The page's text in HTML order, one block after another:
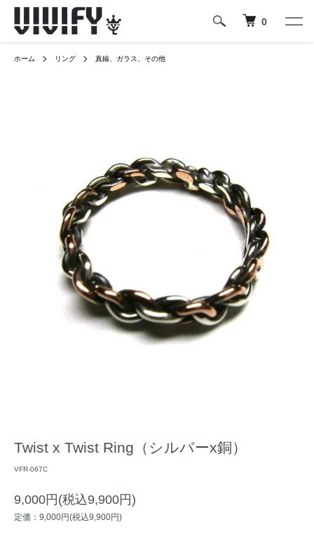
0
ホーム リング 真鍮、ガラス、その他
Twist x Twist Ring（シルバーx銅）
VFR-067C
9,000円(税込9,900円)
定価：9,000円(税込9,900円)